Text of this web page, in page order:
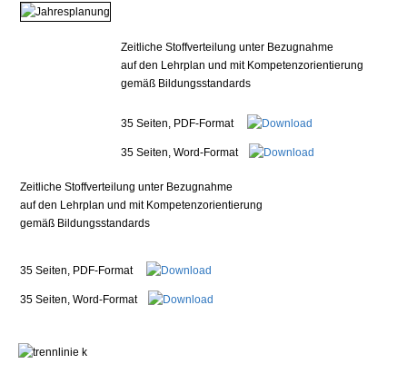
Zeitliche Stoffverteilung unter Bezugnahme
auf den Lehrplan und mit Kompetenzorientierung
gemäß Bildungsstandards
35 Seiten, PDF-Format
35 Seiten, Word-Format
Zeitliche Stoffverteilung unter Bezugnahme
auf den Lehrplan und mit Kompetenzorientierung
gemäß Bildungsstandards
35 Seiten, PDF-Format
35 Seiten, Word-Format